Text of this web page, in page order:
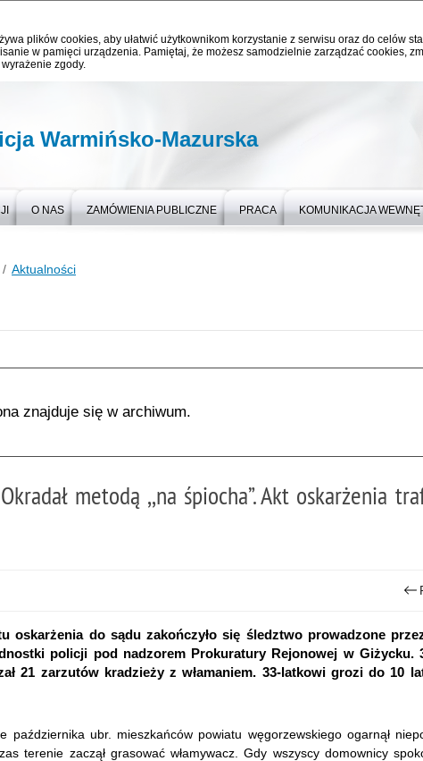
plików cookies, aby ułatwić użytkownikom korzystanie z serwisu oraz do celów
w pamięci urządzenia. Pamiętaj, że możesz samodzielnie zarządzać cookies,
zgody.
Warmińsko-Mazurska
O NAS ZAMÓWIENIA PUBLICZNE PRACA KOMUNIKACJA
Aktualności
znajduje się w archiwum.
metodą ,,na śpiocha”. Akt oskarżenia
oskarżenia do sądu zakończyło się śledztwo prowadzone
policji pod nadzorem Prokuratury Rejonowej w Giżycku.
21 zarzutów kradzieży z włamaniem. 33-latkowi grozi do 10
października ubr. mieszkańców powiatu węgorzewskiego ogarnął
terenie zaczął grasować włamywacz. Gdy wszyscy domownicy